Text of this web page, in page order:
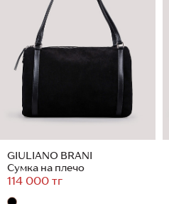
GIULIANO BRANI
Сумка на плечо
114 000 тг